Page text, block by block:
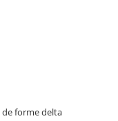
de forme delta